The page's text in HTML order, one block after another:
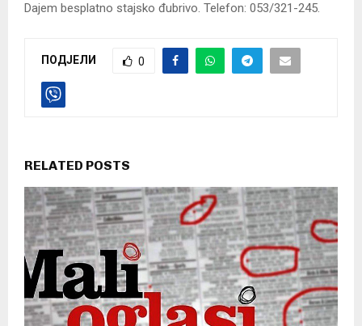
Dajem besplatno stajsko đubrivo. Telefon: 053/321-245.
ПОДЈЕЛИ 0
RELATED POSTS